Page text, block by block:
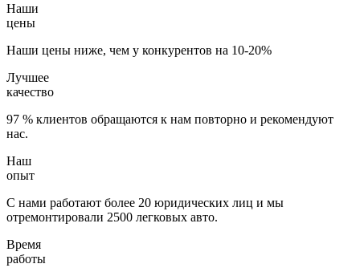
Наши
цены
Наши цены ниже, чем у конкурентов на 10-20%
Лучшее
качество
97 % клиентов обращаются к нам повторно и рекомендуют
нас.
Наш
опыт
С нами работают более 20 юридических лиц и мы
отремонтировали 2500 легковых авто.
Время
работы